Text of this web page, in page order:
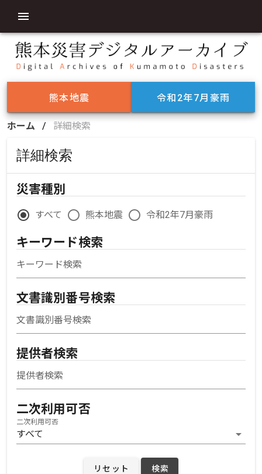
熊本地震 令和2年7月豪雨
ホーム / 詳細検索
詳細検索
災害種別
すべて 熊本地震 令和2年7月豪雨
キーワード検索
キーワード検索
文書識別番号検索
文書識別番号検索
提供者検索
提供者検索
二次利用可否
二次利用可否
すべて
リセット 検索